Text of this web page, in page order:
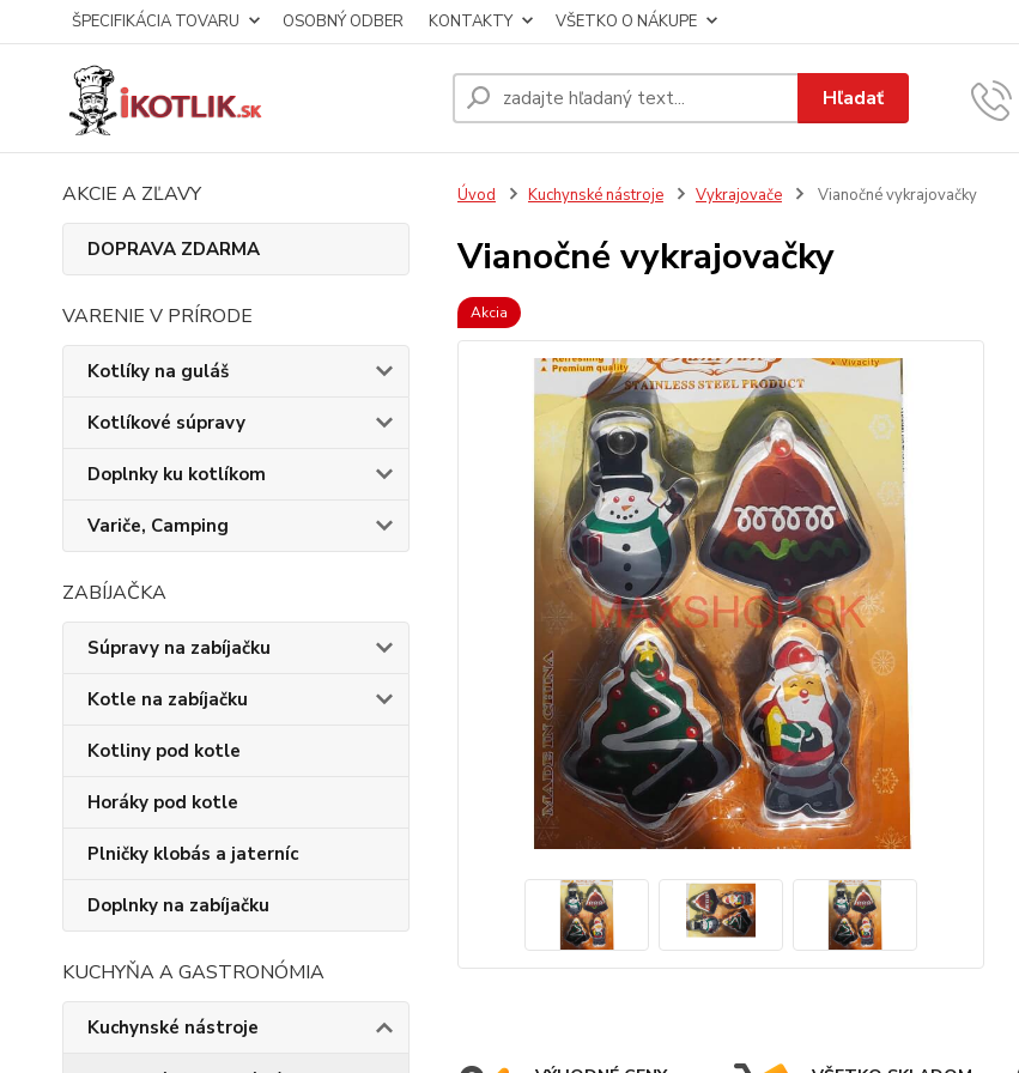
ŠPECIFIKÁCIA TOVARU OSOBNÝ ODBER KONTAKTY VŠETKO O NÁKUPE
Hľadať
AKCIE A ZĽAVY
DOPRAVA ZDARMA
VARENIE V PRÍRODE
Kotlíky na guláš
Kotlíkové súpravy
Doplnky ku kotlíkom
Variče, Camping
ZABÍJAČKA
Súpravy na zabíjačku
Kotle na zabíjačku
Kotliny pod kotle
Horáky pod kotle
Plničky klobás a jaterníc
Doplnky na zabíjačku
KUCHYŇA A GASTRONÓMIA
Kuchynské nástroje
Úvod Kuchynské nástroje Vykrajovače Vianočné vykrajovačky
Vianočné vykrajovačky
Akcia